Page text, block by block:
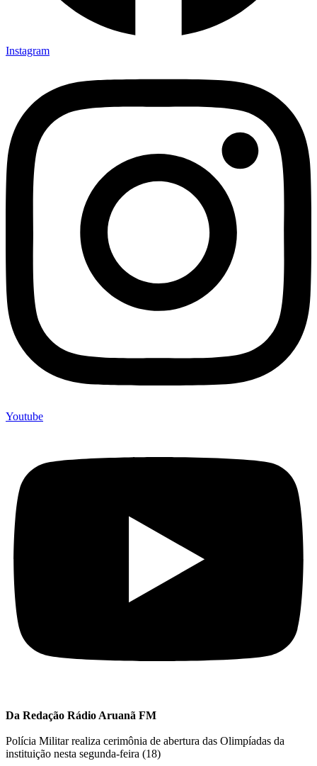
Instagram
Youtube
Da Redação Rádio Aruanã FM
Polícia Militar realiza cerimônia de abertura das Olimpíadas da
instituição nesta segunda-feira (18)